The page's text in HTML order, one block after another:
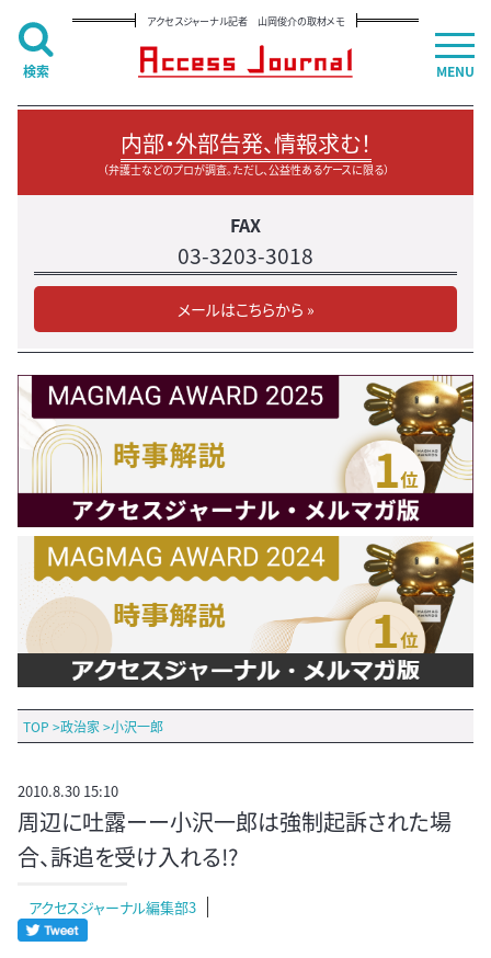
アクセスジャーナル記者 山岡俊介の取材メモ
内部・外部告発、情報求む！
（弁護士などのプロが調査。ただし、公益性あるケースに限る）
FAX
03-3203-3018
メールはこちらから »
TOP >政治家 >小沢一郎
2010.8.30 15:10
周辺に吐露ーー小沢一郎は強制起訴された場
合、訴追を受け入れる!?
アクセスジャーナル編集部3
MENU
検索